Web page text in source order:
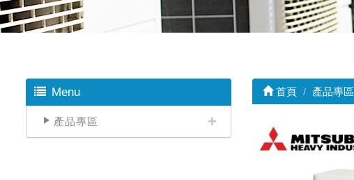
Menu
產品專區
首頁 產品專區